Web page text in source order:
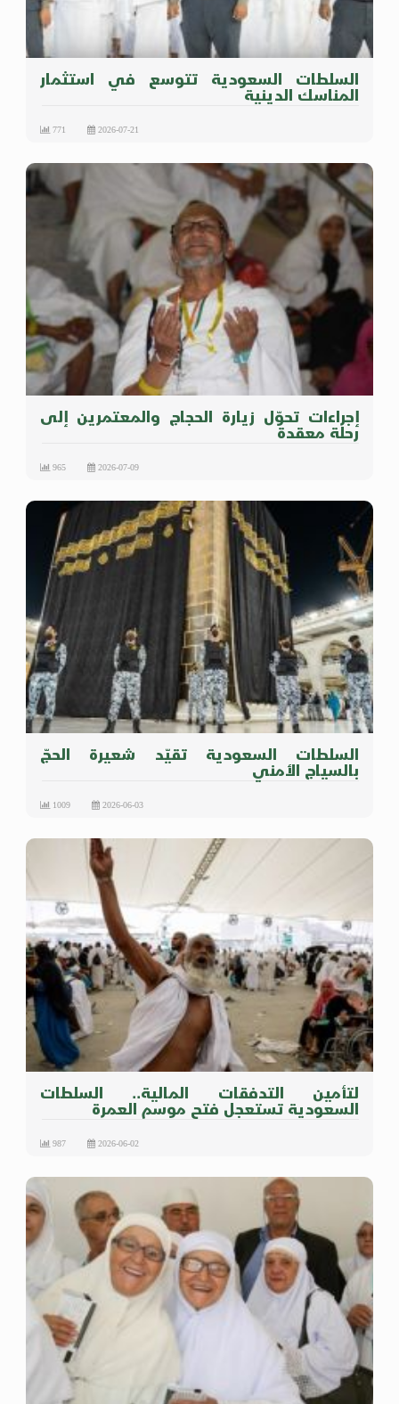
السلطات السعودية تتوسع في استثمار
المناسك الدينية
2026-07-21
771
إجراءات تحوّل زيارة الحجاج والمعتمرين إلى
رحلة معقدة
2026-07-09
965
السلطات السعودية تقيّد شعيرة الحجّ
بالسياج الأمني
2026-06-03
1009
لتأمين التدفقات المالية.. السلطات
السعودية تستعجل فتح موسم العمرة
2026-06-02
987